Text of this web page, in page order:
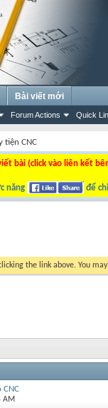
Forum Actions Quick
Bài viết mới
tiện CNC
bài (click vào liên kết
năng để
the link above. You
AM